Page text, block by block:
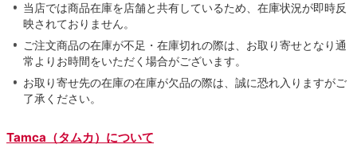
当店では商品在庫を店舗と共有しているため、在庫状況が即時反
映されておりません。
ご注文商品の在庫が不足・在庫切れの際は、お取り寄せとなり通
常よりお時間をいただく場合がございます。
お取り寄せ先の在庫の在庫が欠品の際は、誠に恐れ入りますがご
了承ください。
Tamca（タムカ）について